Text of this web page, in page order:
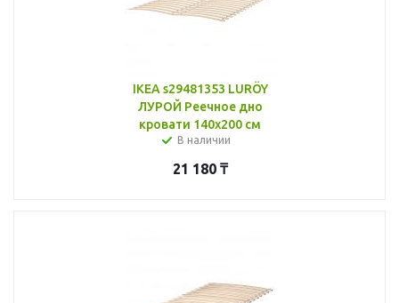
IKEA s29481353 LURÖY
ЛУРОЙ Реечное дно
кровати 140x200 см
В наличии
21 180₸